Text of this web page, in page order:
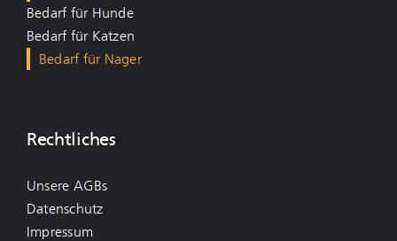
Bedarf für Hunde
Bedarf für Katzen
Bedarf für Nager
Rechtliches
Unsere AGBs
Datenschutz
Impressum